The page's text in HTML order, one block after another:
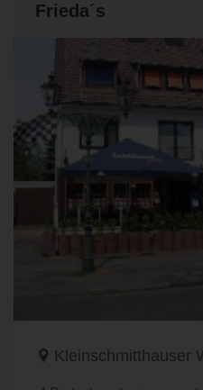
Frieda´s
Kleinschmitthauser